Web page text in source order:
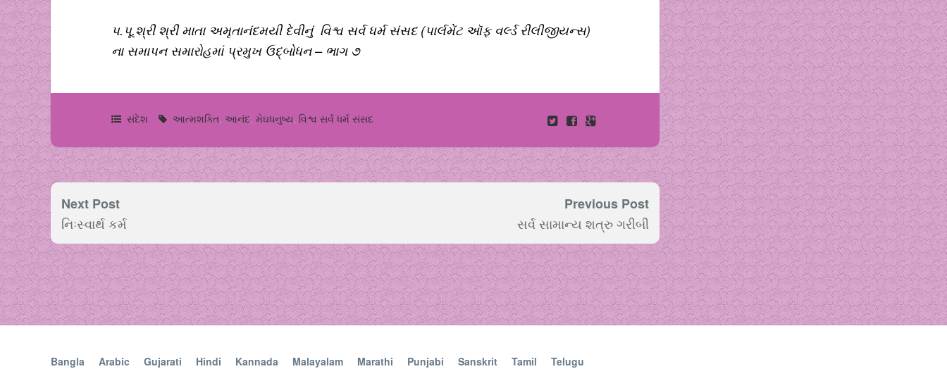
પ.પૂ.શ્રી શ્રી માતા અમૃતાનંદમયી દેવીનું વિશ્વ સર્વ ધર્મ સંસદ (પાર્લમેંટ ઑફ વર્લ્ડ રીલીજીયન્સ)
ના સમાપન સમારોહમાં પ્રમુખ ઉદ્બોધન – ભાગ ૭
સંદેશ આત્મશક્તિ, આનંદ,મેઘધનુષ્ય, વિશ્વ સર્વ ધર્મ સંસદ
Previous Post
સર્વ સામાન્ય શત્રુ ગરીબી
Next Post
નિઃસ્વાર્થ કર્મ
Bangla Arabic Gujarati Hindi Kannada Malayalam Marathi Punjabi Sanskrit Tamil Telugu